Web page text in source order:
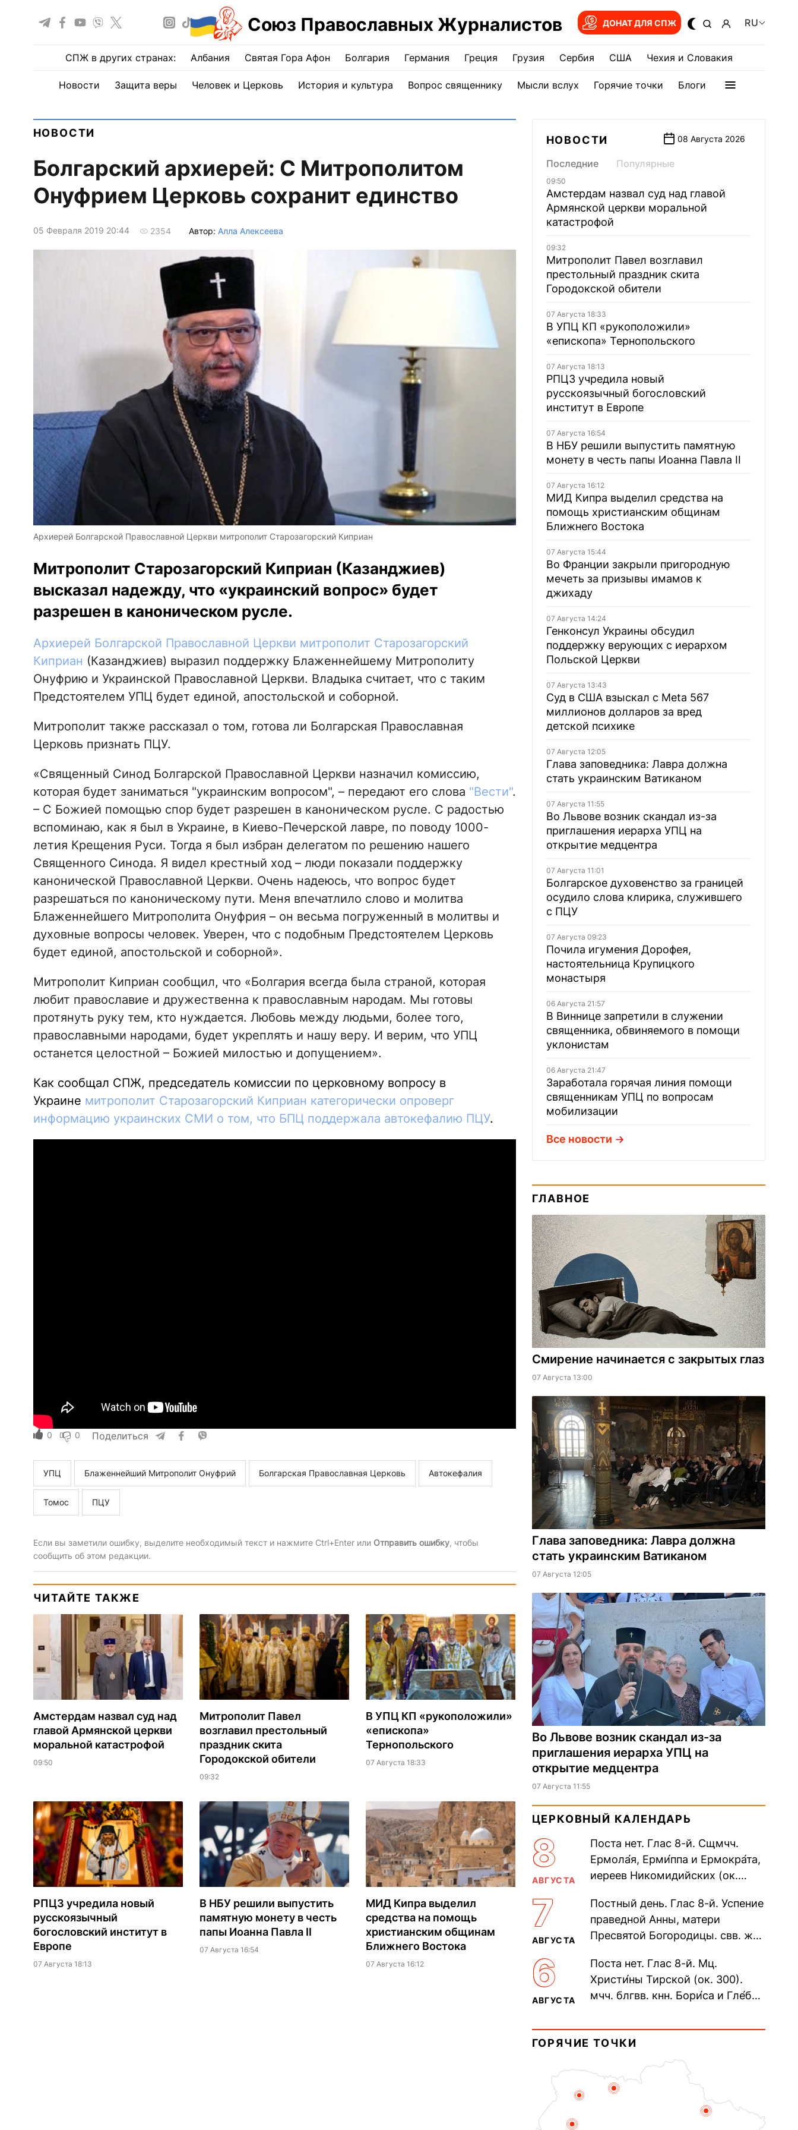
Союз Православных Журналистов ДОНАТ ДЛЯ СПЖ RU
СПЖ в других странах: Албания Святая Гора Афон Болгария Германия Греция Грузия Сербия США Чехия и Словакия
Новости Защита веры Человек и Церковь История и культура Вопрос священнику Мысли вслух Горячие точки Блоги
НОВОСТИ
Болгарский архиерей: С Митрополитом
Онуфрием Церковь сохранит единство
05 Февраля 2019 20:44 2354 Автор: Алла Алексеева
Архиерей Болгарской Православной Церкви митрополит Старозагорский Киприан
Митрополит Старозагорский Киприан (Казанджиев)
высказал надежду, что «украинский вопрос» будет
разрешен в каноническом русле.
Архиерей Болгарской Православной Церкви митрополит Старозагорский
Киприан (Казанджиев) выразил поддержку Блаженнейшему Митрополиту
Онуфрию и Украинской Православной Церкви. Владыка считает, что с таким
Предстоятелем УПЦ будет единой, апостольской и соборной.
Митрополит также рассказал о том, готова ли Болгарская Православная
Церковь признать ПЦУ.
«Священный Синод Болгарской Православной Церкви назначил комиссию,
которая будет заниматься "украинским вопросом", – передают его слова "Вести".
– С Божией помощью спор будет разрешен в каноническом русле. С радостью
вспоминаю, как я был в Украине, в Киево-Печерской лавре, по поводу 1000-
летия Крещения Руси. Тогда я был избран делегатом по решению нашего
Священного Синода. Я видел крестный ход – люди показали поддержку
канонической Православной Церкви. Очень надеюсь, что вопрос будет
разрешаться по каноническому пути. Меня впечатлило слово и молитва
Блаженнейшего Митрополита Онуфрия – он весьма погруженный в молитвы и
духовные вопросы человек. Уверен, что с подобным Предстоятелем Церковь
будет единой, апостольской и соборной».
Митрополит Киприан сообщил, что «Болгария всегда была страной, которая
любит православие и дружественна к православным народам. Мы готовы
протянуть руку тем, кто нуждается. Любовь между людьми, более того,
православными народами, будет укреплять и нашу веру. И верим, что УПЦ
останется целостной – Божией милостью и допущением».
Как сообщал СПЖ, председатель комиссии по церковному вопросу в
Украине митрополит Старозагорский Киприан категорически опроверг
информацию украинских СМИ о том, что БПЦ поддержала автокефалию ПЦУ.
0 0 Поделиться
УПЦ Блаженнейший Митрополит Онуфрий Болгарская Православная Церковь Автокефалия
Томос ПЦУ
Если вы заметили ошибку, выделите необходимый текст и нажмите Ctrl+Enter или Отправить ошибку, чтобы
сообщить об этом редакции.
ЧИТАЙТЕ ТАКЖЕ
Амстердам назвал суд над
главой Армянской церкви
моральной катастрофой
09:50
Митрополит Павел
возглавил престольный
праздник скита
Городокской обители
09:32
В УПЦ КП «рукоположили»
«епископа»
Тернопольского
07 Августа 18:33
РПЦЗ учредила новый
русскоязычный
богословский институт в
Европе
07 Августа 18:13
В НБУ решили выпустить
памятную монету в честь
папы Иоанна Павла II
07 Августа 16:54
МИД Кипра выделил
средства на помощь
христианским общинам
Ближнего Востока
07 Августа 16:12
НОВОСТИ 08 Августа 2026
Последние Популярные
09:50
Амстердам назвал суд над главой
Армянской церкви моральной
катастрофой
09:32
Митрополит Павел возглавил
престольный праздник скита
Городокской обители
07 Августа 18:33
В УПЦ КП «рукоположили»
«епископа» Тернопольского
07 Августа 18:13
РПЦЗ учредила новый
русскоязычный богословский
институт в Европе
07 Августа 16:54
В НБУ решили выпустить памятную
монету в честь папы Иоанна Павла II
07 Августа 16:12
МИД Кипра выделил средства на
помощь христианским общинам
Ближнего Востока
07 Августа 15:44
Во Франции закрыли пригородную
мечеть за призывы имамов к
джихаду
07 Августа 14:24
Генконсул Украины обсудил
поддержку верующих с иерархом
Польской Церкви
07 Августа 13:43
Суд в США взыскал с Meta 567
миллионов долларов за вред
детской психике
07 Августа 12:05
Глава заповедника: Лавра должна
стать украинским Ватиканом
07 Августа 11:55
Во Львове возник скандал из-за
приглашения иерарха УПЦ на
открытие медцентра
07 Августа 11:01
Болгарское духовенство за границей
осудило слова клирика, служившего
с ПЦУ
07 Августа 09:23
Почила игумения Дорофея,
настоятельница Крупицкого
монастыря
06 Августа 21:57
В Виннице запретили в служении
священника, обвиняемого в помощи
уклонистам
06 Августа 21:47
Заработала горячая линия помощи
священникам УПЦ по вопросам
мобилизации
Все новости
ГЛАВНОЕ
Смирение начинается с закрытых глаз
07 Августа 13:00
Глава заповедника: Лавра должна
стать украинским Ватиканом
07 Августа 12:05
Во Львове возник скандал из-за
приглашения иерарха УПЦ на
открытие медцентра
07 Августа 11:55
ЦЕРКОВНЫЙ КАЛЕНДАРЬ
8
АВГУСТА
Поста нет. Глас 8-й. Сщмчч.
Ермола́я, Ерми́ппа и Ермокра́та,
иереев Никомидийских (ок.
Печерского, в Ближних
пещерах...
7
АВГУСТА
Постный день. Глас 8-й. Успение
праведной Анны, матери
Пресвятой Богородицы. свв. жен
прп. Евпракси́и девы,...
6
АВГУСТА
Поста нет. Глас 8-й. Мц.
Христи́ны Тирской (ок. 300).
мчч. блгвв. кнн. Бори́са и Гле́ба,
Дави́да (1015). Прп....
ГОРЯЧИЕ ТОЧКИ